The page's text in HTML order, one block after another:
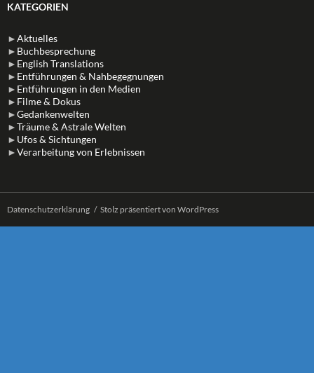
KATEGORIEN
►Aktuelles
► Buchbesprechung
► English Translations
► Entführungen & Nahbegegnungen
► Entführungen in den Medien
► Filme & Dokus
►Gedankenwelten
►Träume & Astrale Welten
► Ufos & Sichtungen
►Verarbeitung von Erlebnissen
Datenschutzerklärung Stolz präsentiert von WordPress